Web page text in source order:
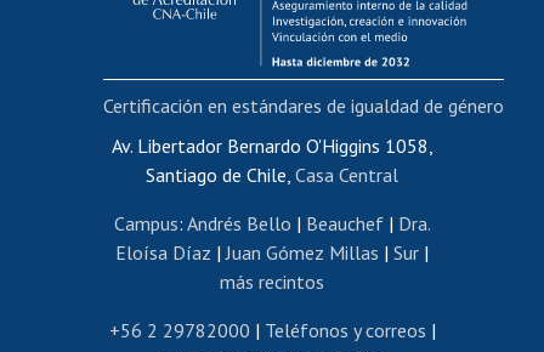
Funcionarias/os
Cursos internos de capacitación
Bienestar del personal
Portal de movilidad interna
Certificado de renta
Certificado de renta honorarios
Editar páginas blancas
Extranjeras/os
Revalidación y reconocimiento de títulos
Av. Libertador Bernardo O'Higgins 1058,
Santiago de Chile, Casa Central
Campus: Andrés Bello | Beauchef| Dra.
Eloísa Díaz |Juan Gómez Millas | Sur |
más recintos
+56 2 29782000 | Teléfonos y correos |
Certificación en estándares de igualdad de género